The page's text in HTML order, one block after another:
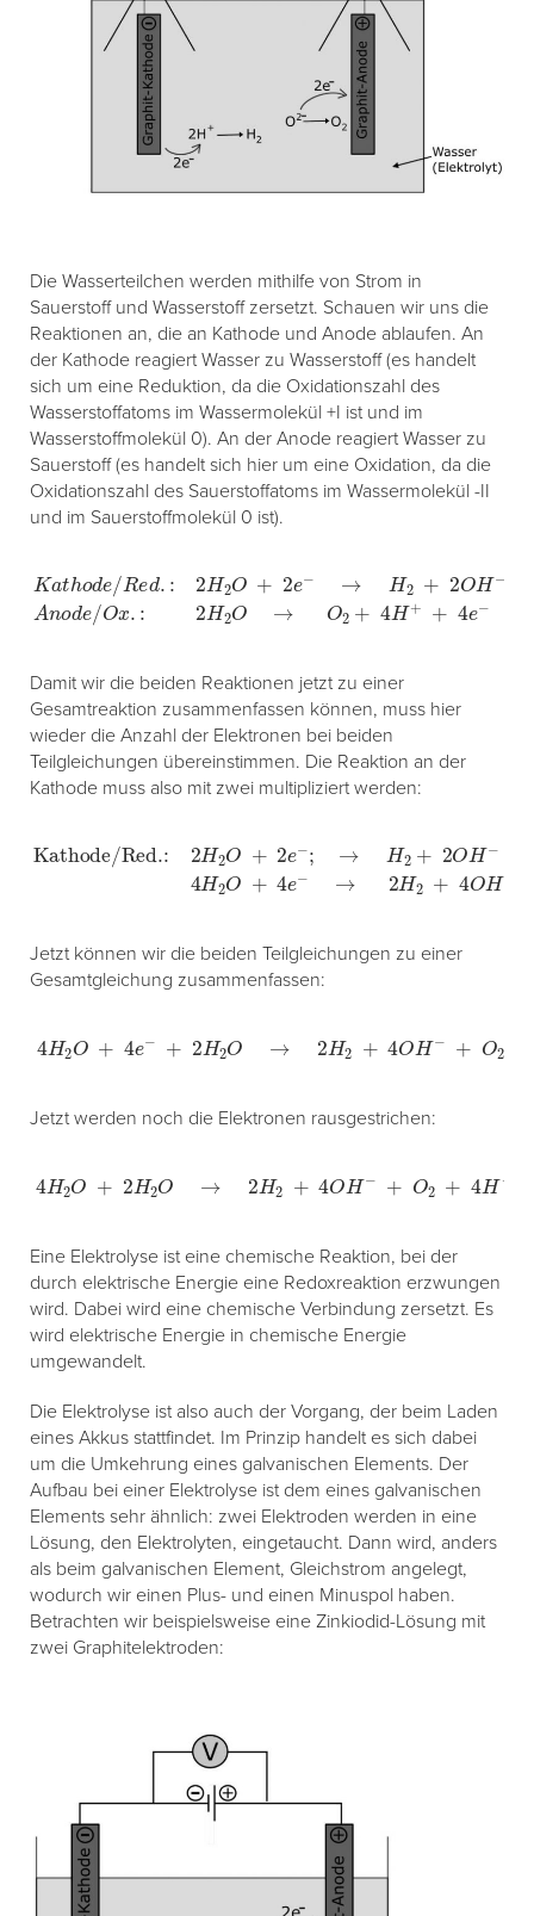
Die Wasserteilchen werden mithilfe von Strom in
Sauerstoff und Wasserstoff zersetzt. Schauen wir uns die
Reaktionen an, die an Kathode und Anode ablaufen. An
der Kathode reagiert Wasser zu Wasserstoff (es handelt
sich um eine Reduktion, da die Oxidationszahl des
Wasserstoffatoms im Wassermolekül +I ist und im
Wasserstoffmolekül 0). An der Anode reagiert Wasser zu
Sauerstoff (es handelt sich hier um eine Oxidation, da die
Oxidationszahl des Sauerstoffatoms im Wassermolekül -II
und im Sauerstoffmolekül 0 ist).
Katho de/ Red. :2 H O + 2e − →H2 O −An d e/Ox.:2
Damit wir die beiden Reaktionen jetzt zu einer
Gesamtreaktion zusammenfassen können, muss hier
wieder die Anzahl der Elektronen bei beiden
Teilgleichungen übereinstimmen. Die Reaktion an der
Kathode muss also mit zwei multipliziert werden:
Kathode/Red.:2 H2 O + 2e− H 2O H −|
⋅24 H O + 4e − → 2H 4 −
Jetzt können wir die beiden Teilgleichungen zu einer
Gesamtgleichung zusammenfassen:
H2 O 4 − + 2 2O→2 + OH− 2 + 4H 4e
Jetzt werden noch die Elektronen rausgestrichen:
4 H2 O + 2H → H2 + 4O H− + O 2 4 +
Eine Elektrolyse ist eine chemische Reaktion, bei der
durch elektrische Energie eine Redoxreaktion erzwungen
wird. Dabei wird eine chemische Verbindung zersetzt. Es
wird elektrische Energie in chemische Energie
umgewandelt.
Die Elektrolyse ist also auch der Vorgang, der beim Laden
eines Akkus stattfindet. Im Prinzip handelt es sich dabei
um die Umkehrung eines galvanischen Elements. Der
Aufbau bei einer Elektrolyse ist dem eines galvanischen
Elements sehr ähnlich: zwei Elektroden werden in eine
Lösung, den Elektrolyten, eingetaucht. Dann wird, anders
als beim galvanischen Element, Gleichstrom angelegt,
wodurch wir einen Plus- und einen Minuspol haben.
Betrachten wir beispielsweise eine Zinkiodid-Lösung mit
zwei Graphitelektroden: